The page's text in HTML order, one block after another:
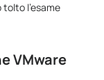
l’esame
VMware